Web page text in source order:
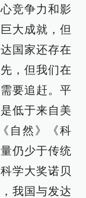
竞争力和影
大成就，但
国家还存在
，但我们在
要追赶。平
低于来自美
自然》《科
仍少于传统
学大奖诺贝
我国与发达